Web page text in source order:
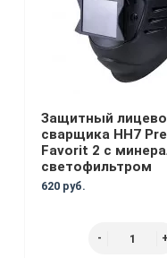
Защитный
сварщика НН7
Favorit 2 с
светофильтром
620 руб.